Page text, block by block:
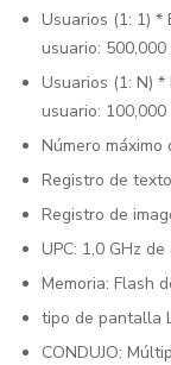
Usuarios (1: 1)
usuario: 500,000
Usuarios (1: N)
usuario: 100,000
Número
Registro de
Registro de
UPC: 1,0 GHz
Memoria: Flash
tipo de pantalla
CONDUJO: